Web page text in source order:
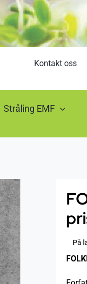
Kontakt oss
Stråling EMF
På